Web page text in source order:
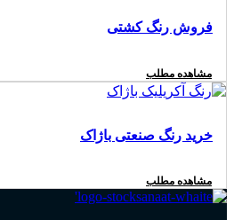
فروش رنگ کشتی
مشاهده مطلب
خرید رنگ صنعتی باژاک
مشاهده مطلب